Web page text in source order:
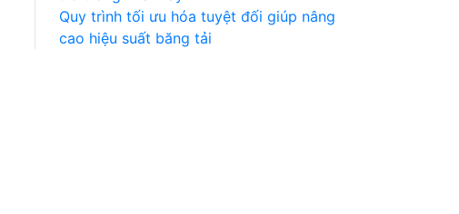
Quy trình tối ưu hóa tuyệt đối giúp nâng
cao hiệu suất băng tải